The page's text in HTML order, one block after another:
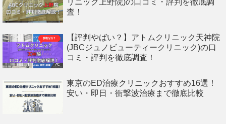
査！
【評判やばい？】アトムクリニック天神院
(JBCジュノビューティークリニック)の口
コミ・評判を徹底調査！
東京のED治療クリニックおすすめ16選！
安い・即日・衝撃波治療まで徹底比較